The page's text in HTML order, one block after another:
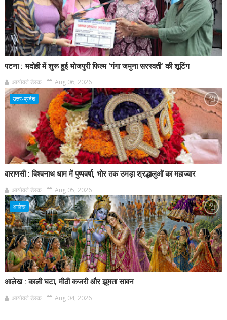
पटना : भदोही में शुरू हुई भोजपुरी फिल्म ‘गंगा जमुना सरस्वती’ की शूटिंग
आर्यावर्त डेस्क Aug 06, 2026
उत्तर-प्रदेश
वाराणसी : विश्वनाथ धाम में पुष्पवर्षा, भोर तक उमड़ा श्रद्धालुओं का महाज्वार
आर्यावर्त डेस्क Aug 05, 2026
आलेख
आलेख : काली घटा, मीठी कजरी और झूमता सावन
आर्यावर्त डेस्क Aug 04, 2026